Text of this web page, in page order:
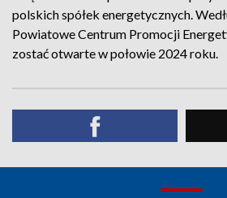
polskich spółek energetycznych.
Powiatowe Centrum Promocji
zostać otwarte w połowie 2024 roku.